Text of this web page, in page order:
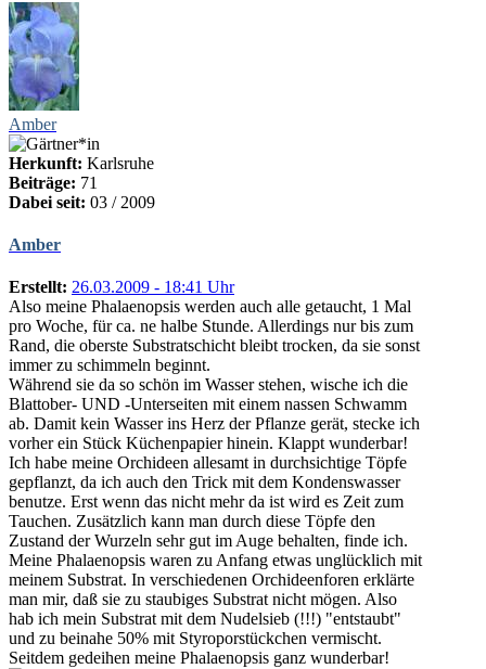
Amber
Herkunft: Karlsruhe
Beiträge: 71
Dabei seit: 03 / 2009
Amber
Erstellt: 26.03.2009 - 18:41 Uhr
Also meine Phalaenopsis werden auch alle getaucht, 1 Mal
pro Woche, für ca. ne halbe Stunde. Allerdings nur bis zum
Rand, die oberste Substratschicht bleibt trocken, da sie sonst
immer zu schimmeln beginnt.
Während sie da so schön im Wasser stehen, wische ich die
Blattober- UND -Unterseiten mit einem nassen Schwamm
ab. Damit kein Wasser ins Herz der Pflanze gerät, stecke ich
vorher ein Stück Küchenpapier hinein. Klappt wunderbar!
Ich habe meine Orchideen allesamt in durchsichtige Töpfe
gepflanzt, da ich auch den Trick mit dem Kondenswasser
benutze. Erst wenn das nicht mehr da ist wird es Zeit zum
Tauchen. Zusätzlich kann man durch diese Töpfe den
Zustand der Wurzeln sehr gut im Auge behalten, finde ich.
Meine Phalaenopsis waren zu Anfang etwas unglücklich mit
meinem Substrat. In verschiedenen Orchideenforen erklärte
man mir, daß sie zu staubiges Substrat nicht mögen. Also
hab ich mein Substrat mit dem Nudelsieb (!!!) "entstaubt"
und zu beinahe 50% mit Styroporstückchen vermischt.
Seitdem gedeihen meine Phalaenopsis ganz wunderbar!